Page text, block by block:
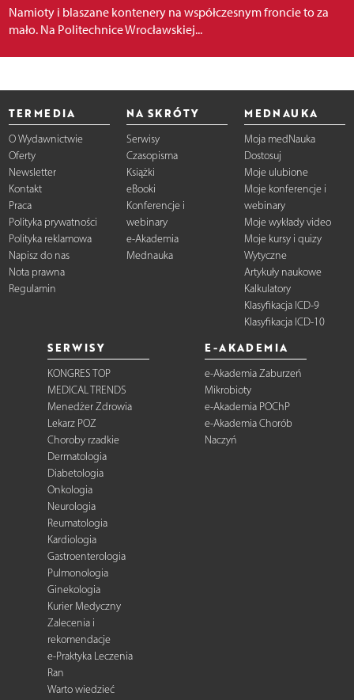
Namioty i blaszane kontenery na współczesnym froncie to za
mało. Na Politechnice Wrocławskiej...
TERMEDIA
O Wydawnictwie
Oferty
Newsletter
Kontakt
Praca
Polityka prywatności
Polityka reklamowa
Napisz do nas
Nota prawna
Regulamin
NA SKRÓTY
Serwisy
Czasopisma
Książki
eBooki
Konferencje i
webinary
e-Akademia
Mednauka
MEDNAUKA
Moja medNauka
Dostosuj
Moje ulubione
Moje konferencje i
webinary
Moje wykłady video
Moje kursy i quizy
Wytyczne
Artykuły naukowe
Kalkulatory
Klasyfikacja ICD-9
Klasyfikacja ICD-10
SERWISY
KONGRES TOP
MEDICAL TRENDS
Menedżer Zdrowia
Lekarz POZ
Choroby rzadkie
Dermatologia
Diabetologia
Onkologia
Neurologia
Reumatologia
Kardiologia
Gastroenterologia
Pulmonologia
Ginekologia
Kurier Medyczny
Zalecenia i
rekomendacje
e-Praktyka Leczenia
Ran
Warto wiedzieć
E-AKADEMIA
e-Akademia Zaburzeń
Mikrobioty
e-Akademia POChP
e-Akademia Chorób
Naczyń